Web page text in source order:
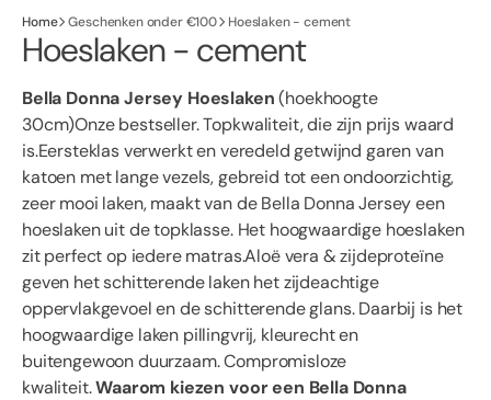
Home Geschenken onder €100 Hoeslaken - cement
Hoeslaken - cement
Bella Donna Jersey Hoeslaken(hoekhoogte
30cm)Onze bestseller. Topkwaliteit, die zijn prijs waard
is.Eersteklas verwerkt en veredeld getwijnd garen van
katoen met lange vezels, gebreid tot een ondoorzichtig,
zeer mooi laken, maakt van de Bella Donna Jersey een
hoeslaken uit de topklasse. Het hoogwaardige hoeslaken
zit perfect op iedere matras.Aloë vera & zijdeproteïne
geven het schitterende laken het zijdeachtige
oppervlakgevoel en de schitterende glans. Daarbij is het
hoogwaardige laken pillingvrij, kleurecht en
buitengewoon duurzaam. Compromisloze
kwaliteit.Waarom kiezen voor een Bella Donna